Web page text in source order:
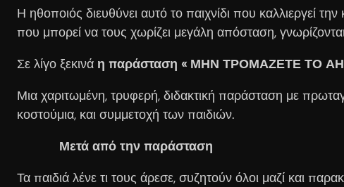
Η ηθοποιός διευθύνει αυτό το παιχνίδι που καλλιεργεί
που μπορεί να τους χωρίζει μεγάλη απόσταση, γνωρίζονται
Σε λίγο ξεκινά η παράσταση « ΜΗΝ ΤΡΟΜΑΖΕΤΕ ΤΟ
Μια χαριτωμένη, τρυφερή, διδακτική παράσταση με
κοστούμια, και συμμετοχή των παιδιών.
Μετά από την παράσταση
Τα παιδιά λένε τι τους άρεσε, συζητούν όλοι μαζί και